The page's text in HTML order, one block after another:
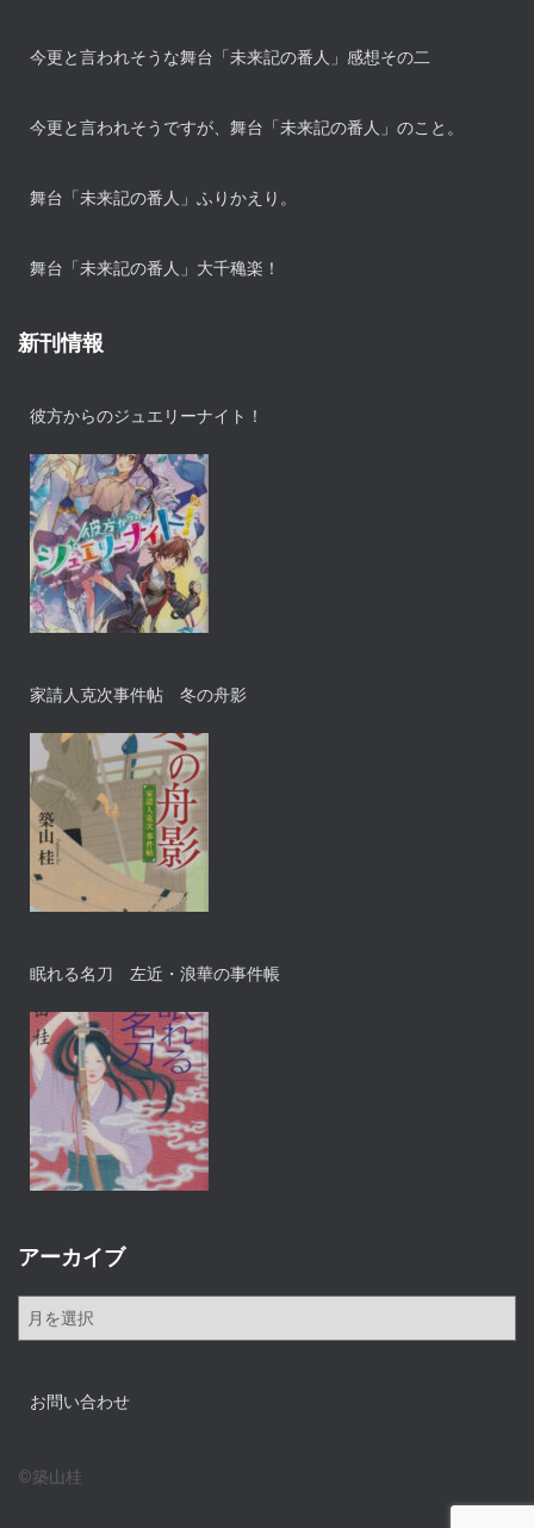
今更と言われそうな舞台「未来記の番人」感想その二
今更と言われそうですが、舞台「未来記の番人」のこと。
舞台「未来記の番人」ふりかえり。
舞台「未来記の番人」大千穐楽！
新刊情報
彼方からのジュエリーナイト！
家請人克次事件帖 冬の舟影
眠れる名刀 左近・浪華の事件帳
アーカイブ
ア
ブ
お問い合わせ
©築山桂